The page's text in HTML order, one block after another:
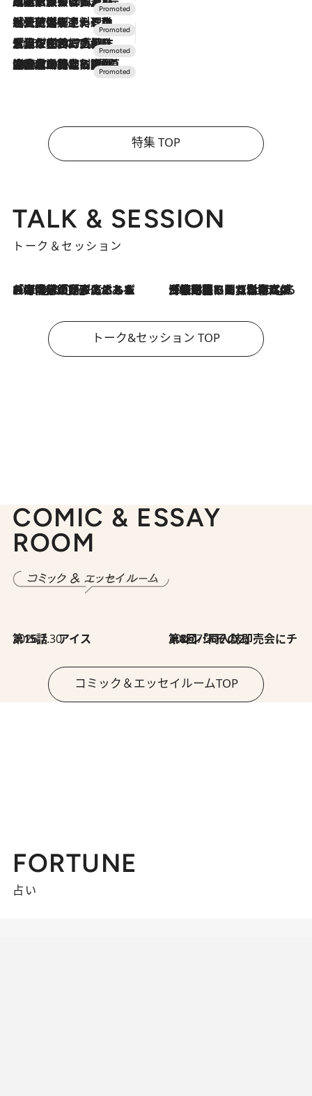
2026.7.24
【夏限定ディナーコース】旬を迎える稚鮎や花ズッキーニなどをイタリア・トスカーナの郷土料理の手法で満喫！
2026.7.17
「土佐和ハーブかき氷」がOMO7高知に登場！生姜、山椒、大葉など目にも舌にも涼を呼ぶ郷土の味
2026.7.10
NEW OPEN！【界 草津】名湯の地に誕生。趣の異なる2種の温泉と上州ならではの会席・蕎麦割烹など美食を味わう究極の癒やし旅
特集 TOP
TALK & SESSION
トーク＆セッション
2026.8.3
「今後値上げがあるとすれば…」「リスクがあるのは今年の冬」エネルギー専門家が語る、ホルムズ海峡封鎖が家庭にもたらす“ある心配” 2026.8.3
「住宅建てられない…」「サーチャージ料の高値が続いている」ホルムズ海峡封鎖による影響はいつまで続く？《エネルギー専門家に聞く“どうなる日本の暮らし”》
トーク&セッション TOP
COMIC & ESSAY
ROOM
2026.7.30
第15話 アイス 2026.7.30
第8回「同人誌即売会にチャレンジ その2」
コミック＆エッセイルームTOP
FORTUNE
占い